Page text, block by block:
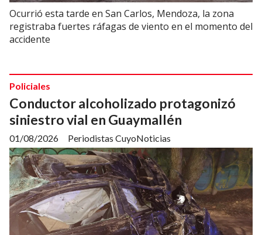
Ocurrió esta tarde en San Carlos, Mendoza, la zona
registraba fuertes ráfagas de viento en el momento del
accidente
Conductor alcoholizado protagonizó
siniestro vial en Guaymallén
Periodistas CuyoNoticias
Policiales
01/08/2026